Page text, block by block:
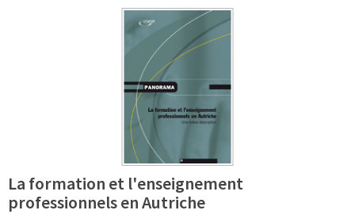
La formation et l'enseignement
professionnels en Autriche